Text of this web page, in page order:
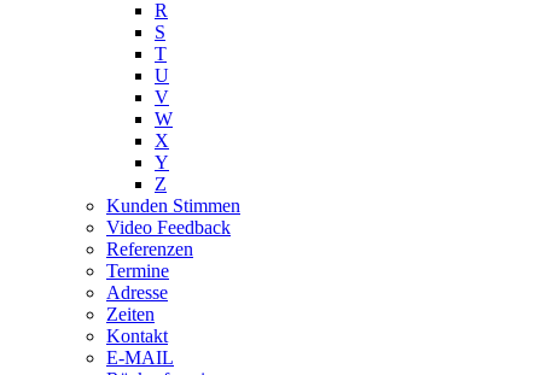
R
S
T
U
V
W
X
Y
Z
Kunden Stimmen
Video Feedback
Referenzen
Termine
Adresse
Zeiten
Kontakt
E-MAIL